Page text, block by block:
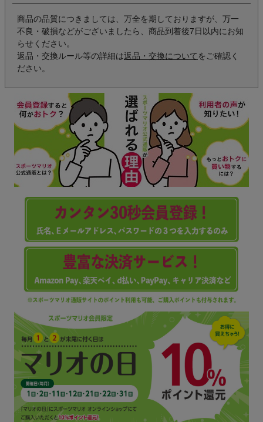
商品の品質につきましては、万全を期しておりますが、万一
不良・破損などがございましたら、商品到着後7日以内にお知
らせください。
返品・交換ルール等の詳細は返品・交換について をご確認く
ださい。